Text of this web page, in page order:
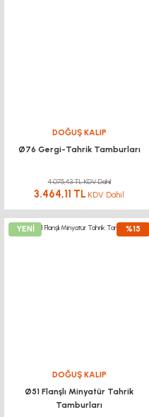
DOĞUŞ KALIP
Ø76 Gergi-Tahrik Tamburları
4.075,43 TL KDV Dahil
3.464,11 TL KDV Dahil
YENİ %15
DOĞUŞ KALIP
Ø51 Flanşlı Minyatür Tahrik
Tamburları